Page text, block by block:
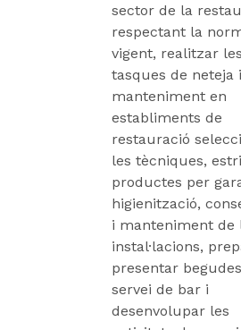
sector de la
respectant la
vigent, realitzar les
tasques de neteja i
manteniment en
establiments de
restauració
les tècniques,
productes per
higienització,
i manteniment de
instal·lacions,
presentar
servei de bar i
desenvolupar les